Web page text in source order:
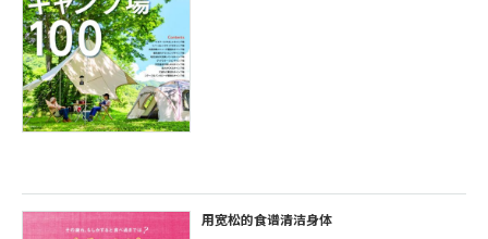
用宽松的食谱清洁身体